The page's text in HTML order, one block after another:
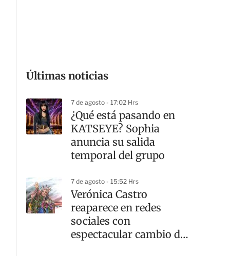
Últimas noticias
7 de agosto - 17:02 Hrs
¿Qué está pasando en
KATSEYE? Sophia
anuncia su salida
temporal del grupo
7 de agosto - 15:52 Hrs
Verónica Castro
reaparece en redes
sociales con
espectacular cambio de